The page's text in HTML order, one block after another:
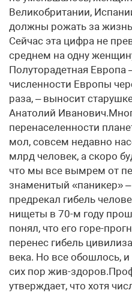
Великобритании,
должны рожать за
Сейчас эта цифра не
среднем на одну
Полуторадетная Европа
численности Европы
раза, – выносит
Анатолий
перенаселенности
мол, совсем недавно
млрд человек, а скоро
что мы все вымрем от
знаменитый «паникер»
предрекал гибель
нищеты в 70-м году
понял, что его горе-
перенес гибель
века. Но все обошлось,
сих пор жив-
утверждает, что хотя